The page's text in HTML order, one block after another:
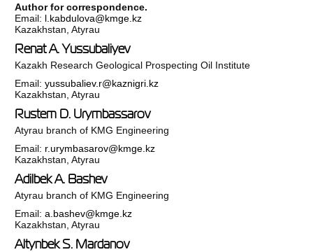
Author for correspondence.
Email: l.kabdulova@kmge.kz
Kazakhstan, Atyrau
Renat A. Yussubaliyev
Kazakh Research Geological Prospecting Oil Institute
Email:yussubaliev.r@kaznigri.kz
Kazakhstan, Atyrau
Rustem D. Urymbassarov
Atyrau branch of KMG Engineering
Email: r.urymbasarov@kmge.kz
Kazakhstan, Atyrau
Adilbek A. Bashev
Atyrau branch of KMG Engineering
Email:a.bashev@kmge.kz
Kazakhstan, Atyrau
Altynbek S. Mardanov